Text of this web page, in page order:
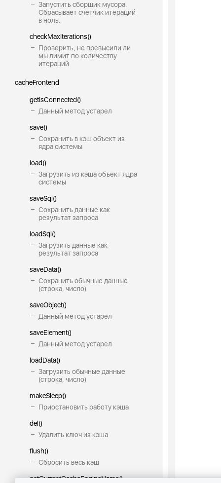
Запустить сборщик мусора.
Сбрасывает счетчик итераций
в ноль.
checkMaxIterations()
Проверить, не превысили ли
мы лимит по количеству
итераций
cacheFrontend
getIsConnected()
Данный метод устарел
save()
Сохранить в кэш объект из
ядра системы
load()
Загрузить из кэша объект ядра
системы
saveSql()
Сохранить данные как
результат запроса
loadSql()
Загрузить данные как
результат запроса
saveData()
Сохранить обычные данные
(строка, число)
saveObject()
Данный метод устарел
saveElement()
Данный метод устарел
loadData()
Загрузить обычные данные
(строка, число)
makeSleep()
Приостановить работу кэша
del()
Удалить ключ из кэша
flush()
Сбросить весь кэш
getCurrentCacheEngineName()